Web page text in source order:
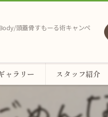
頭蓋骨すもーる術キャンペ
ャラリー スタッフ紹介